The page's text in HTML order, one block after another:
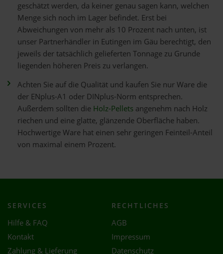
geschätzt werden, da keiner genau sagen kann, welchen
Menge sich noch im Lager befindet. Erst bei
Abweichungen von mehr als 10 Prozent nach unten, ist
unser Partnerhändler in Eutingen im Gäu berechtigt, den
jeweils der tatsächlich gelieferten Tonnage zu Grunde
liegenden höheren Preis zu verlangen.
Achten Sie auf die Qualität und kaufen Sie nur Ware die
der ENplus-A1 oder DINplus-Norm entsprechen.
Außerdem sollten die Holz-Pellets angenehm nach Holz
riechen und eine glatte, glänzende Oberfläche haben.
Hochwertige Ware hat einen sehr geringen Feinteil-Anteil
von maximal einem Prozent.
SERVICES
Hilfe & FAQ
Kontakt
Zahlung & Lieferung
RECHTLICHES
AGB
Impressum
Datenschutz